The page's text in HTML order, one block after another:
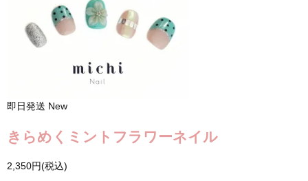
即日発送 New
きらめくミントフラワーネイル
2,350円(税込)